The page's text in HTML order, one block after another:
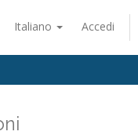
Italiano Accedi